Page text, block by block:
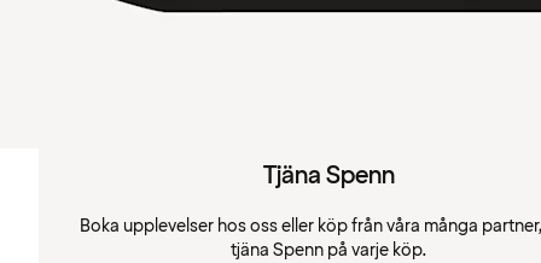
Tjäna Spenn
Boka upplevelser hos oss eller köp från våra många
tjäna Spenn på varje köp.